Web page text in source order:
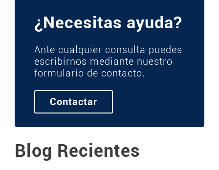
¿Necesitas ayuda?
Ante cualquier consulta puedes
escribirnos mediante nuestro
formulario de contacto.
Contactar
Blog Recientes